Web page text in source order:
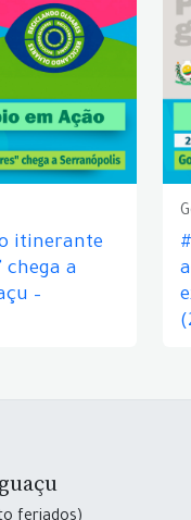
itinerante
chega a
–